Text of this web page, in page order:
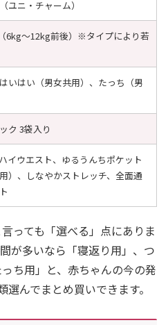
ユニ・チャーム）
6kg〜12kg前後）※タイプにより若
いはい（男女共用）、たっち（男
ク 3袋入り
イウエスト、ゆるうんちポケット
用）、しなやかストレッチ、全面通
っても「選べる」点にありま
が多いなら「寝返り用」、つ
ち用」と、赤ちゃんの今の発
んでまとめ買いできます。